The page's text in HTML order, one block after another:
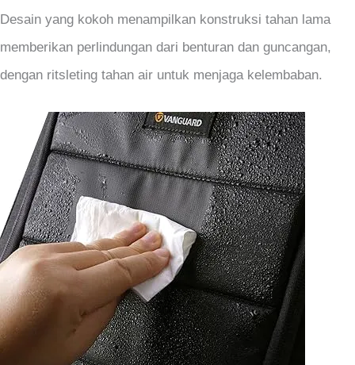
Desain yang kokoh menampilkan konstruksi tahan lama
memberikan perlindungan dari benturan dan guncangan,
dengan ritsleting tahan air untuk menjaga kelembaban.